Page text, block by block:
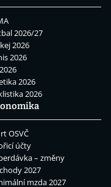
2026/27
2026
2026
2026
2026
OSVČ
účty
– změny
2027
mzda 2027